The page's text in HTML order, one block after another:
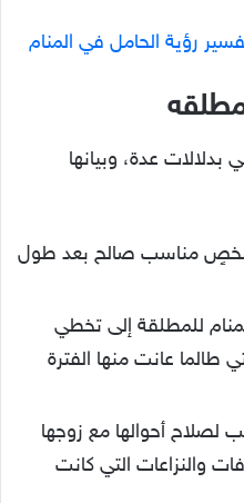
رؤية الحامل في المنام
عدة، وبيانها
بشخصٍ مناسب صالح بعد طول
للمطلقة إلى تخطي
طالما عانت منها الفترة
أحوالها مع زوجها
والنزاعات التي كانت